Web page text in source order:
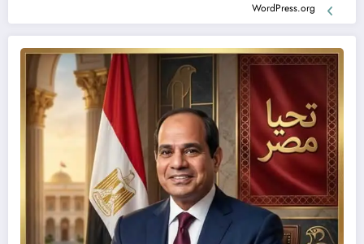
WordPress.org